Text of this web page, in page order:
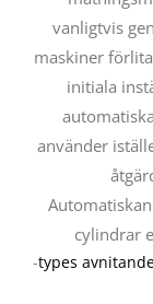
vanligtvis
maskiner
initiala
använder
cylindrar
-types